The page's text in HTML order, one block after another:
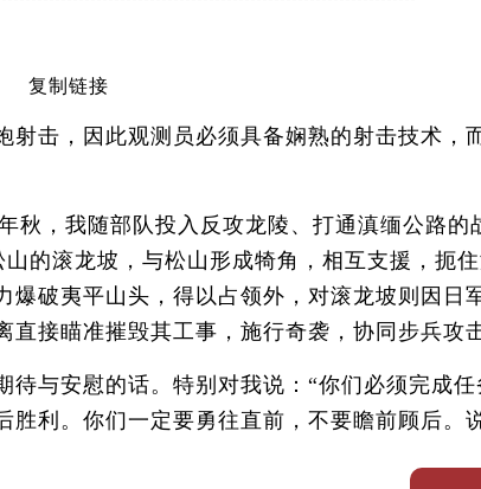
复制链接
击，因此观测员必须具备娴熟的射击技术，
，我随部队投入反攻龙陵、打通滇缅公路的
的滚龙坡，与松山形成犄角，相互支援，扼
破夷平山头，得以占领外，对滚龙坡则因日
接瞄准摧毁其工事，施行奇袭，协同步兵攻
与安慰的话。特别对我说：“你们必须完成任
利。你们一定要勇往直前，不要瞻前顾后。